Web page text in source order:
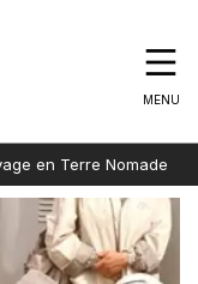
MENU
en Terre Nomade